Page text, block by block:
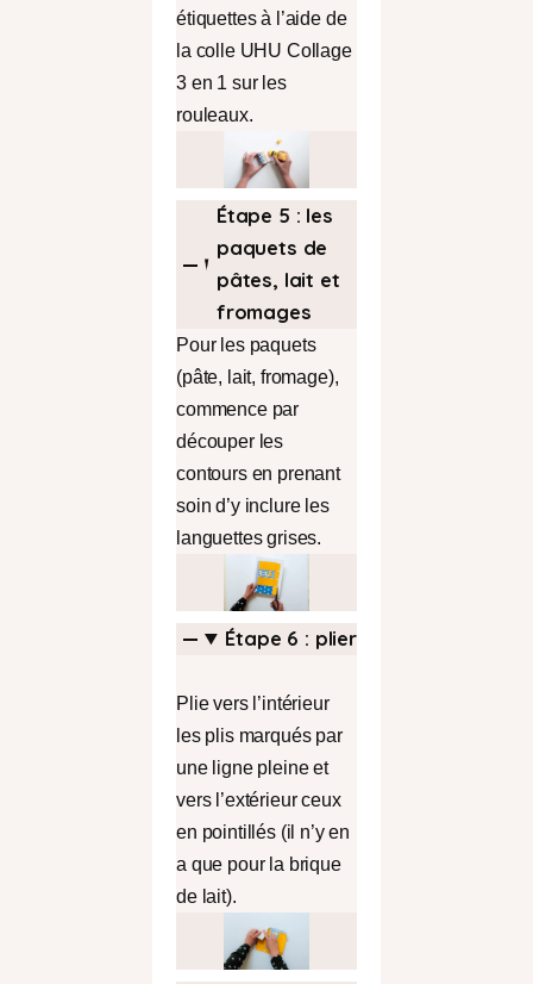
étiquettes à l’aide de
la colle UHU Collage
3 en 1 sur les
rouleaux.
Étape 5 : les
paquets de
pâtes, lait et
fromages
Pour les paquets
(pâte, lait, fromage),
commence par
découper les
contours en prenant
soin d’y inclure les
languettes grises.
Étape 6 : plier
Plie vers l’intérieur
les plis marqués par
une ligne pleine et
vers l’extérieur ceux
en pointillés (il n’y en
a que pour la brique
de lait).